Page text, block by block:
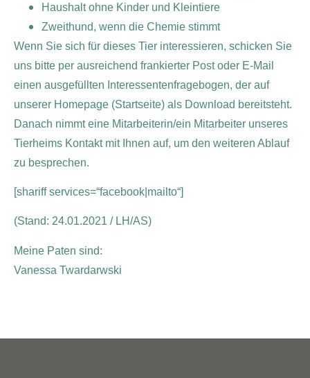
Haushalt ohne Kinder und Kleintiere
Zweithund, wenn die Chemie stimmt
Wenn Sie sich für dieses Tier interessieren, schicken Sie
uns bitte per ausreichend frankierter Post oder E-Mail
einen ausgefüllten Interessentenfragebogen, der auf
unserer Homepage (Startseite) als Download bereitsteht.
Danach nimmt eine Mitarbeiterin/ein Mitarbeiter unseres
Tierheims Kontakt mit Ihnen auf, um den weiteren Ablauf
zu besprechen.
[shariff services=“facebook|mailto“]
(Stand: 24.01.2021 / LH/AS)
Meine Paten sind:
Vanessa Twardarwski